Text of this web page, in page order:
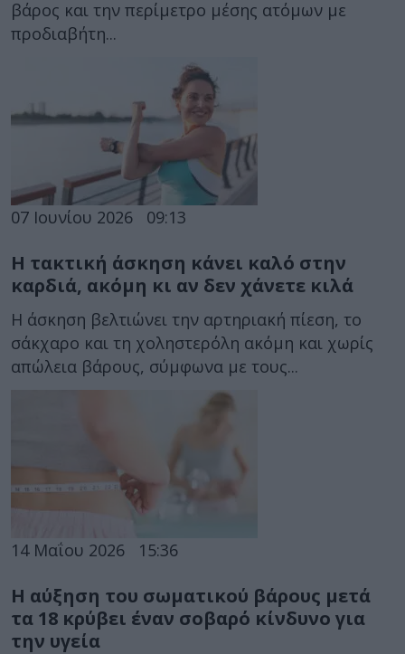
βάρος και την περίμετρο μέσης ατόμων με
προδιαβήτη...
07 Ιουνίου 2026 09:13
Η τακτική άσκηση κάνει καλό στην
καρδιά, ακόμη κι αν δεν χάνετε κιλά
Η άσκηση βελτιώνει την αρτηριακή πίεση, το
σάκχαρο και τη χοληστερόλη ακόμη και χωρίς
απώλεια βάρους, σύμφωνα με τους...
14 Μαΐου 2026 15:36
Η αύξηση του σωματικού βάρους μετά
τα 18 κρύβει έναν σοβαρό κίνδυνο για
την υγεία